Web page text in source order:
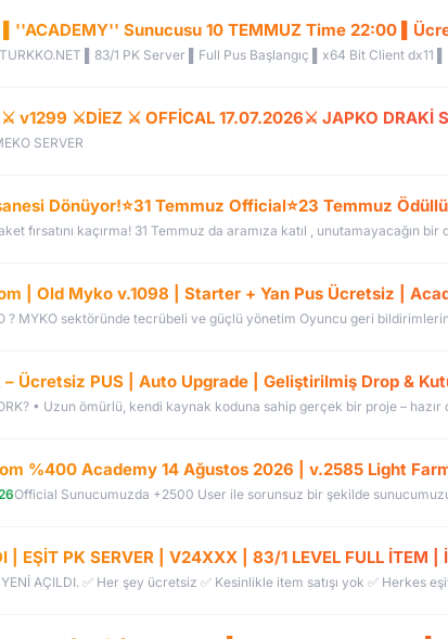
▌''ACADEMY'' Sunucusu 10 TEMMUZ Time 22:00
TURKKO.NET ▌83/1 PK Server ▌Full Pus Başlangıç ▌x64 Bit Client dx11
v1299 ⚔️DİEZ ⚔️ OFFİCAL 17.07.2026⚔️ JAPKO DRAKİ
SERVER
fırsatını kaçırma! 31 Temmuz da aramıza katıl , unutamayacağın
Ücretsiz PUS | Auto Upgrade | Geliştirilmiş Drop &